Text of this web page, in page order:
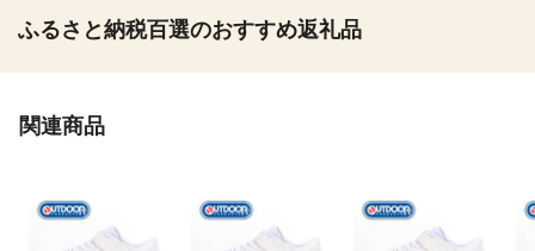
ふるさと納税百選のおすすめ返礼品
関連商品